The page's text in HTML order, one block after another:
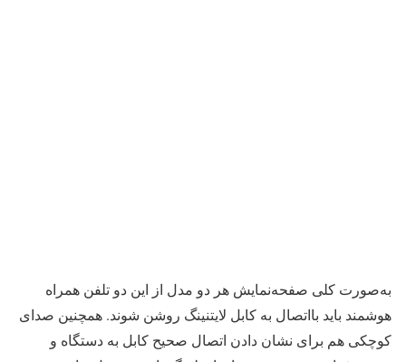
به‌صورت کلی صفحه‌نمایش هر دو مدل از این دو تلفن همراه
هوشمند باید بااتصال به کابل لایتنینگ روشن شوند. همچنین صدای
کوچکی هم برای نشان دادن اتصال صحیح کابل به دستگاه و